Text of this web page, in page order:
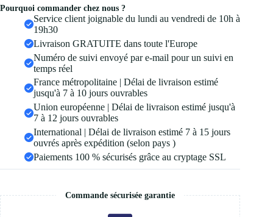
Pourquoi commander chez nous ?
Service client joignable du lundi au vendredi de 10h à
19h30
Livraison GRATUITE dans toute l'Europe
Numéro de suivi envoyé par e-mail pour un suivi en
temps réel
France métropolitaine | Délai de livraison estimé
jusqu'à 7 à 10 jours ouvrables
Union européenne | Délai de livraison estimé jusqu'à
7 à 12 jours ouvrables
International | Délai de livraison estimé 7 à 15 jours
ouvrés après expédition (selon pays )
Paiements 100 % sécurisés grâce au cryptage SSL
Commande sécurisée garantie